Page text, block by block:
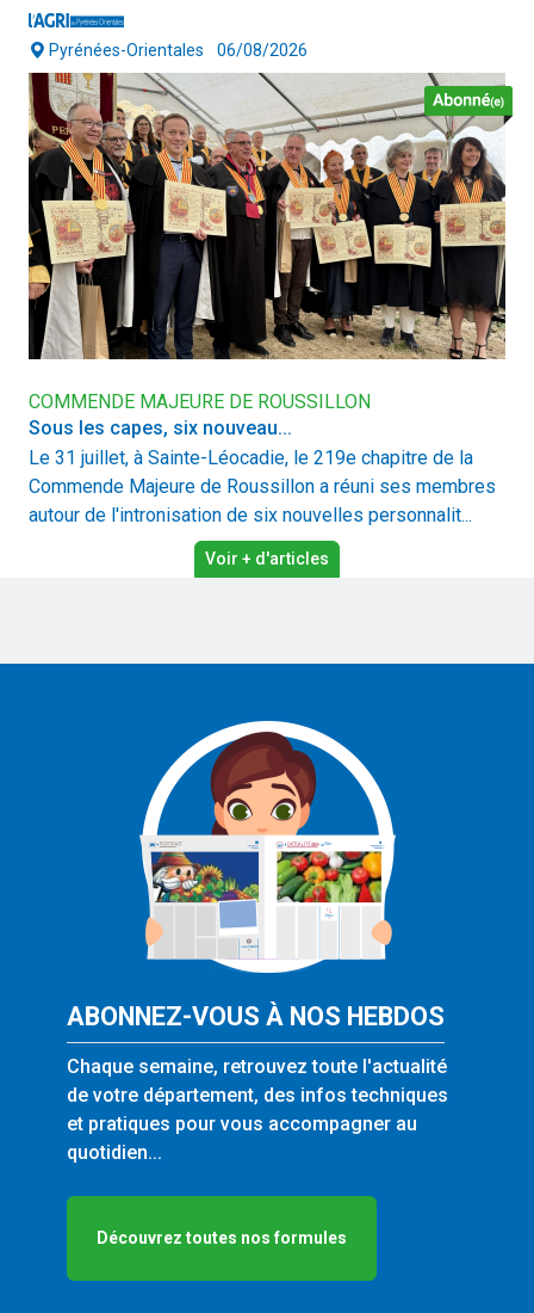
Pyrénées-Orientales 06/08/2026
COMMENDE MAJEURE DE ROUSSILLON
Sous les capes, six nouveau...
Le 31 juillet, à Sainte-Léocadie, le 219e chapitre de la
Commende Majeure de Roussillon a réuni ses membres
autour de l'intronisation de six nouvelles personnalit...
Voir + d'articles
ABONNEZ-VOUS À NOS HEBDOS
Chaque semaine, retrouvez toute l'actualité
de votre département, des infos techniques
et pratiques pour vous accompagner au
quotidien...
Découvrez toutes nos formules